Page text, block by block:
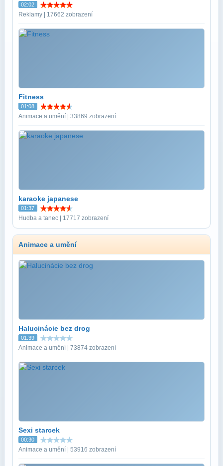
02:02
Reklamy | 17662 zobrazení
Fitness
01:08
Animace a umění | 33869 zobrazení
karaoke japanese
01:37
Hudba a tanec | 17717 zobrazení
Animace a umění
Halucinácie bez drog
01:39
Animace a umění | 73874 zobrazení
Sexi starcek
00:30
Animace a umění | 53916 zobrazení